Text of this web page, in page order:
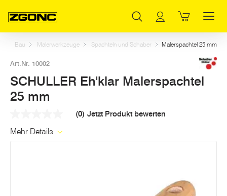
Bau Malerwerkzeuge Spachteln und Schaber Malerspachtel 25 mm
Art.Nr. 10002
SCHULLER Eh'klar Malerspachtel
25 mm
Link
(0) Jetzt Produkt bewerten
Mehr Details